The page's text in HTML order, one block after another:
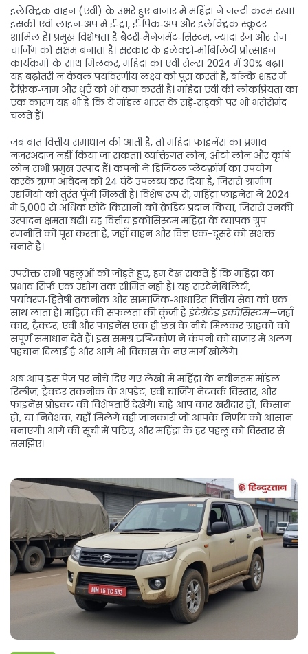
इलेक्ट्रिक वाहन (एवी) के उभरे हुए बाजार में महिंद्रा ने जल्दी कदम रखा।
इसकी एवी लाइन‑अप में ई‑ट्रा, ई‑पिक‑अप और इलेक्ट्रिक स्कूटर
शामिल हैं। प्रमुख विशेषता हैबैटरी‑मैनेजमेंट‑सिस्टम,ज्यादा रेंज और तेज़
चार्जिंग को सक्षम बनाता है। सरकार के इलेक्ट्रो‑मोबिलिटी प्रोत्साहन
कार्यक्रमों के साथ मिलकर, महिंद्रा का एवी सेल्स 2024 में 30% बढ़ा।
यह बढ़ोतरी न केवल पर्यावरणीय लक्ष्य को पूरा करती है, बल्कि शहर में
ट्रैफ़िक‑जाम और धुएँ को भी कम करती है। महिंद्रा एवी की लोकप्रियता का
एक कारण यह भी है कि ये मॉडल भारत के सड़े‑सड़कों पर भी भरोसेमंद
चलते हैं।
जब बात वित्तीय समाधान की आती है, तो महिंद्रा फाइनेंस का प्रभाव
नजरअंदाज नहीं किया जा सकता। व्यक्तिगत लोन, ऑटो लोन और कृषि
लोन सभी प्रमुख उत्पाद हैं। कंपनी ने डिजिटल प्लेटफ़ॉर्म का उपयोग
करके ऋण आवेदन को 24 घंटे उपलब्ध कर दिया है, जिससे ग्रामीण
उद्यमियों को तुरंत पूँजी मिलती है। विशेष रूप से, महिंद्रा फाइनेंस ने 2024
में 5,000 से अधिक छोटे किसानों को क्रेडिट प्रदान किया, जिससे उनकी
उत्पादन क्षमता बढ़ी। यह वित्तीय इकोसिस्टम महिंद्रा के व्यापक ग्रुप
रणनीति को पूरा करता है, जहाँ वाहन और वित्त एक-दूसरे को सशक्त
बनाते हैं।
उपरोक्त सभी पहलुओं को जोड़ते हुए, हम देख सकते हैं कि महिंद्रा का
प्रभाव सिर्फ एक उद्योग तक सीमित नहीं है। यहसस्टेनेबिलिटी,
पर्यावरण‑हितैषी तकनीक और सामाजिक‑आधारित वित्तीय सेवाको एक
साथ लाता है। महिंद्रा की सफलता की कुंजी है इंटेग्रेटेड इकोसिस्टम—जहाँ
कार, ट्रैक्टर, एवी और फाइनेंस एक ही छत्र के नीचे मिलकर ग्राहकों को
संपूर्ण समाधान देते हैं। इस समग्र दृष्टिकोण ने कंपनी को बाजार में अलग
पहचान दिलाई है और आगे भी विकास के नए मार्ग खोलेंगे।
अब आप इस पेज पर नीचे दिए गए लेखों में महिंद्रा के नवीनतम मॉडल
रिलीज़, ट्रैक्टर तकनीक के अपडेट, एवी चार्जिंग नेटवर्क विस्तार, और
फाइनेंस प्रोडक्ट की विशेषताएँ देखेंगे। चाहे आप कार खरीदार हों, किसान
हों, या निवेशक, यहाँ मिलेंगे वही जानकारी जो आपके निर्णय को आसान
बनाएगी। आगे की सूची में पढ़िए, और महिंद्रा के हर पहलू को विस्तार से
समझिए।